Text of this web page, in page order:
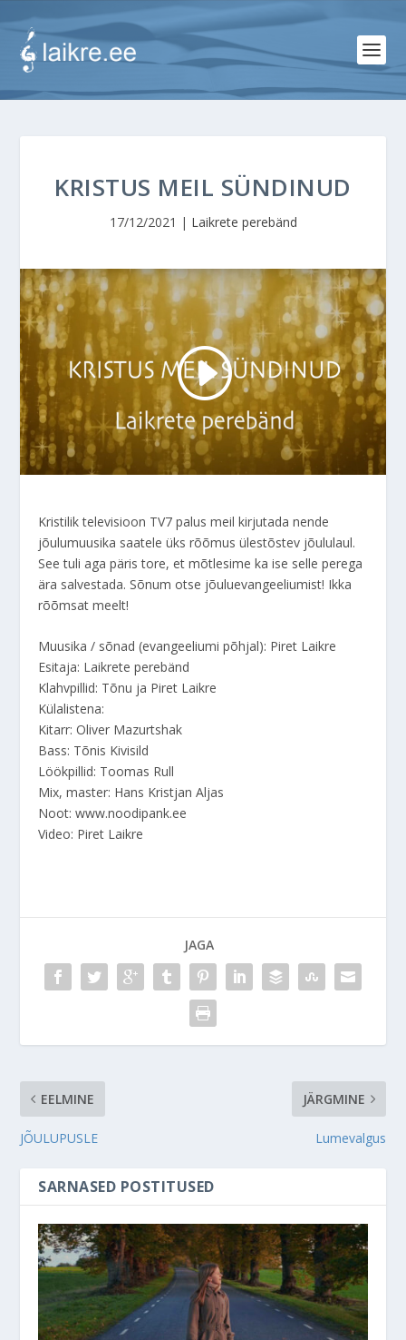
KRISTUS MEIL SÜNDINUD
17/12/2021 | Laikrete perebänd
Kristilik televisioon TV7 palus meil kirjutada nende
jõulumuusika saatele üks rõõmus ülestõstev jõululaul.
See tuli aga päris tore, et mõtlesime ka ise selle perega
ära salvestada. Sõnum otse jõuluevangeeliumist! Ikka
rõõmsat meelt!
Muusika / sõnad (evangeeliumi põhjal): Piret Laikre
Esitaja: Laikrete perebänd
Klahvpillid: Tõnu ja Piret Laikre
Külalistena:
Kitarr: Oliver Mazurtshak
Bass: Tõnis Kivisild
Löökpillid: Toomas Rull
Mix, master: Hans Kristjan Aljas
Noot: www.noodipank.ee
Video: Piret Laikre
JAGA
EELMINE
JÕULUPUSLE
JÄRGMINE
Lumevalgus
SARNASED POSTITUSED